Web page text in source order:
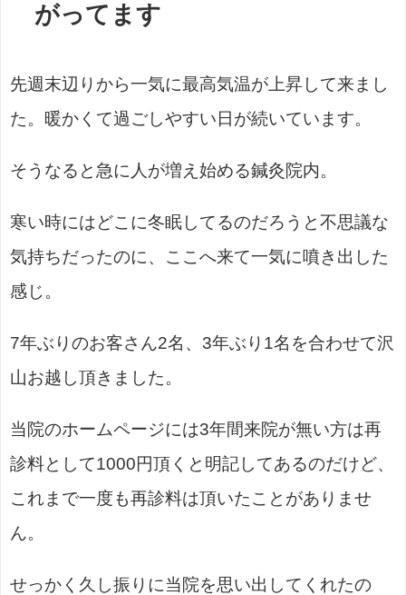
がってます
先週末辺りから一気に最高気温が上昇して来まし
た。暖かくて過ごしやすい日が続いています。
そうなると急に人が増え始める鍼灸院内。
寒い時にはどこに冬眠してるのだろうと不思議な
気持ちだったのに、ここへ来て一気に噴き出した
感じ。
7年ぶりのお客さん2名、3年ぶり1名を合わせて沢
山お越し頂きました。
当院のホームページには3年間来院が無い方は再
診料として1000円頂くと明記してあるのだけど、
これまで一度も再診料は頂いたことがありませ
ん。
せっかく久し振りに当院を思い出してくれたの